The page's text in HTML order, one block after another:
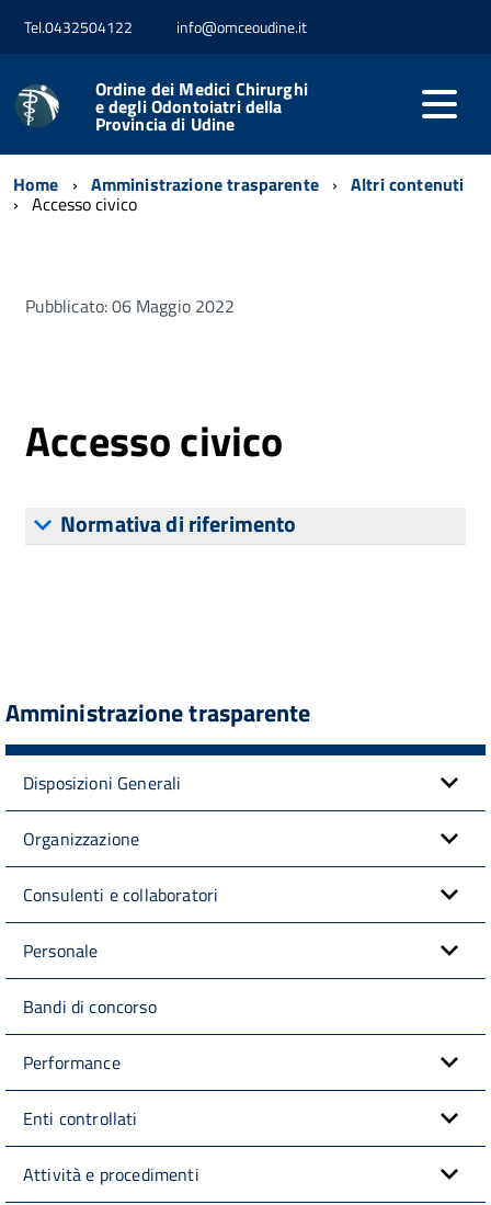
Tel.0432504122 info@omceoudine.it
Ordine dei Medici Chirurghi
e degli Odontoiatri della
Provincia di Udine
Home Amministrazione trasparente Altri contenuti
Accesso civico
Pubblicato: 06 Maggio 2022
Accesso civico
Normativa di riferimento
Amministrazione trasparente
Disposizioni Generali
Organizzazione
Consulenti e collaboratori
Personale
Bandi di concorso
Performance
Enti controllati
Attività e procedimenti